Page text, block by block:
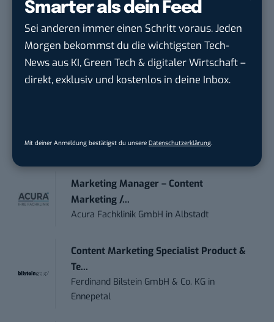
Smarter als dein Feed
Sei anderen immer einen Schritt voraus. Jeden
Morgen bekommst du die wichtigsten Tech-
News aus KI, Green Tech & digitaler Wirtschaft –
direkt, exklusiv und kostenlos in deine Inbox.
Mit deiner Anmeldung bestätigst du unsere Datenschutzerklärung.
moveUP Media GmbH inDüsseldorf
Anforderungs- und Projektmanager
touristische...
trendtours Holding GmbH inEschborn
Instaffo GmbHinKarlsruhe
Marketing Manager – Content
Marketing /...
Acura Fachklinik GmbH inAlbstadt
Content Marketing Specialist Product &
Te...
Ferdinand Bilstein GmbH & Co. KG in
Ennepetal